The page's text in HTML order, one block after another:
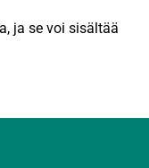
ja se voi sisältää